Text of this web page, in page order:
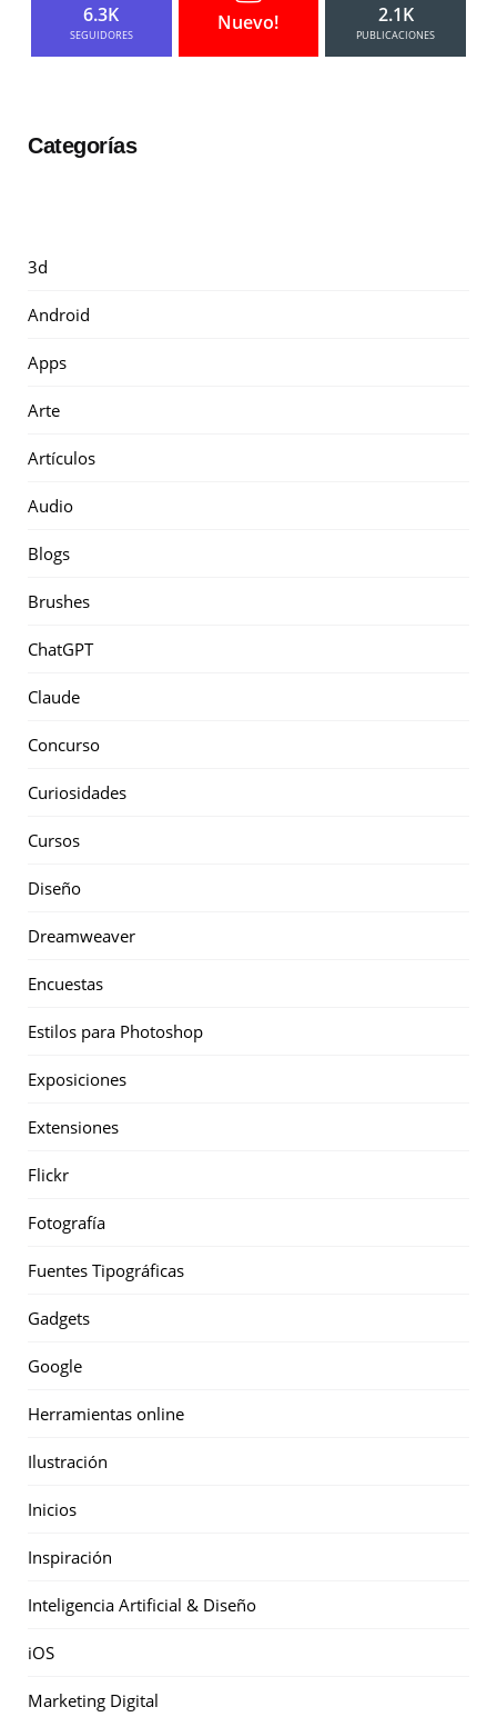
6.3K
SEGUIDORES
Nuevo! 2.1K
PUBLICACIONES
Categorías
3d
Android
Apps
Arte
Artículos
Audio
Blogs
Brushes
ChatGPT
Claude
Concurso
Curiosidades
Cursos
Diseño
Dreamweaver
Encuestas
Estilos para Photoshop
Exposiciones
Extensiones
Flickr
Fotografía
Fuentes Tipográficas
Gadgets
Google
Herramientas online
Ilustración
Inicios
Inspiración
Inteligencia Artificial & Diseño
iOS
Marketing Digital